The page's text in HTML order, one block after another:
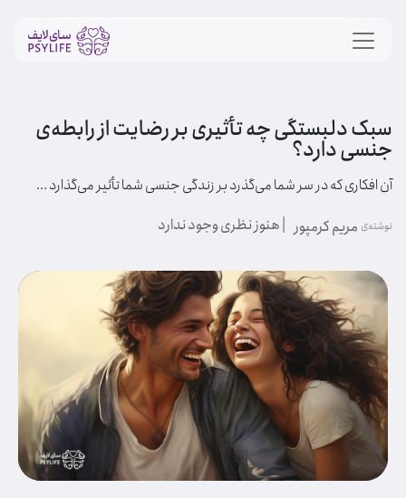
سبک دلبستگی چه تأثیری بر رضایت از رابطه‌‌ی
جنسی دارد؟
آن افکاری که در سر شما می‌گذرد بر زندگی جنسی شما تأثیر می‌گذارد ...
نوشته‌ی مریم کرمپور | هنوز نظری وجود ندارد